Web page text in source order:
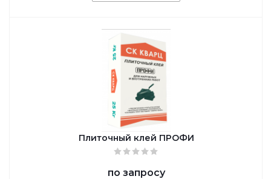
Плиточный клей ПРОФИ
по запросу